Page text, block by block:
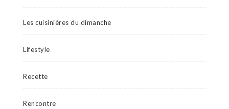
Les cuisinières du dimanche
Lifestyle
Recette
Rencontre